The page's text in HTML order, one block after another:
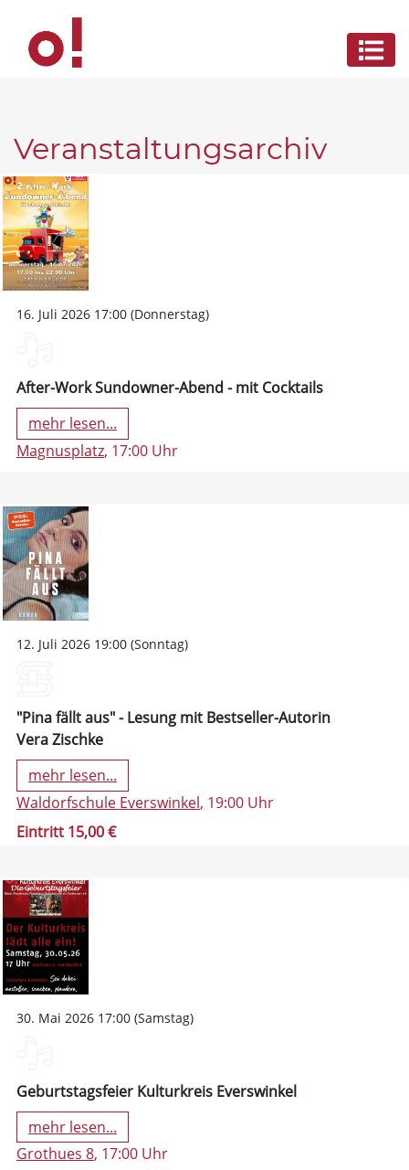
Veranstaltungsarchiv
16. Juli 2026 17:00 (Donnerstag)
After-Work Sundowner-Abend - mit Cocktails
mehr lesen...
Magnusplatz, 17:00 Uhr
12. Juli 2026 19:00 (Sonntag)
"Pina fällt aus" - Lesung mit Bestseller-Autorin
Vera Zischke
mehr lesen...
Waldorfschule Everswinkel, 19:00 Uhr
Eintritt 15,00 €
30. Mai 2026 17:00 (Samstag)
Geburtstagsfeier Kulturkreis Everswinkel
mehr lesen...
Grothues 8, 17:00 Uhr